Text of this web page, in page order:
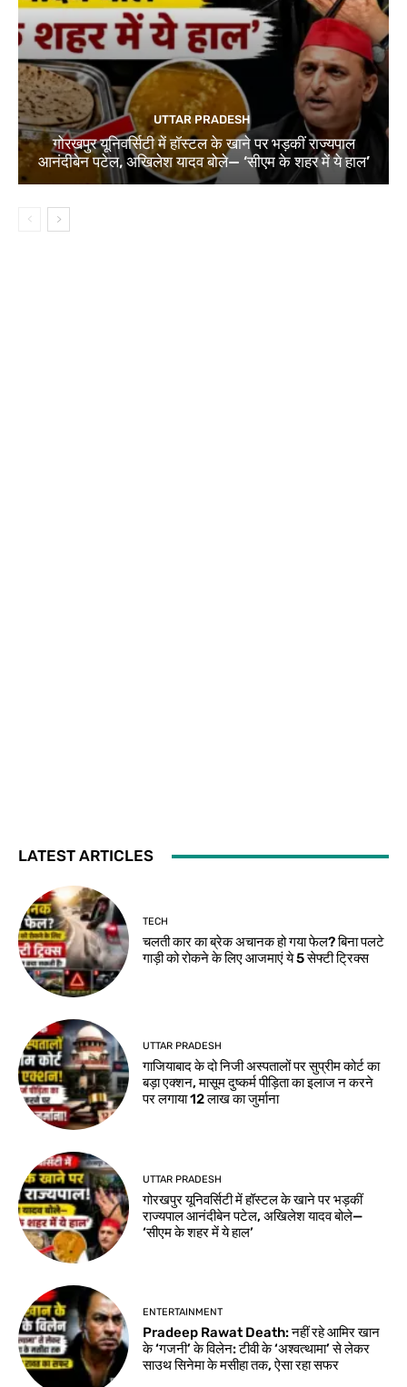
UTTAR PRADESH
गोरखपुर यूनिवर्सिटी में हॉस्टल के खाने पर भड़कीं राज्यपाल
आनंदीबेन पटेल, अखिलेश यादव बोले— ‘सीएम के शहर में ये हाल’
LATEST ARTICLES
TECH
चलती कार का ब्रेक अचानक हो गया फेल? बिना पलटे
गाड़ी को रोकने के लिए आजमाएं ये 5 सेफ्टी ट्रिक्स
UTTAR PRADESH
गाजियाबाद के दो निजी अस्पतालों पर सुप्रीम कोर्ट का
बड़ा एक्शन, मासूम दुष्कर्म पीड़िता का इलाज न करने
पर लगाया 12 लाख का जुर्माना
UTTAR PRADESH
गोरखपुर यूनिवर्सिटी में हॉस्टल के खाने पर भड़कीं
राज्यपाल आनंदीबेन पटेल, अखिलेश यादव बोले—
‘सीएम के शहर में ये हाल’
ENTERTAINMENT
Pradeep Rawat Death: नहीं रहे आमिर खान
के ‘गजनी’ के विलेन: टीवी के ‘अश्वत्थामा’ से लेकर
साउथ सिनेमा के मसीहा तक, ऐसा रहा सफर